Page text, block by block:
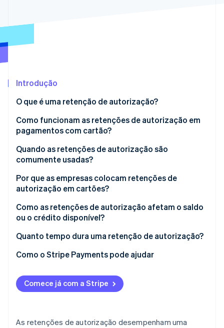
Stripe Sessions 2026
Introdução
O que é uma retenção de autorização?
Como funcionam as retenções de autorização em
pagamentos com cartão?
Quando as retenções de autorização são
comumente usadas?
Por que as empresas colocam retenções de
autorização em cartões?
Como as retenções de autorização afetam o saldo
ou o crédito disponível?
Quanto tempo dura uma retenção de autorização?
Como o Stripe Payments pode ajudar
Comece já com a Stripe
As retenções de autorização desempenham uma